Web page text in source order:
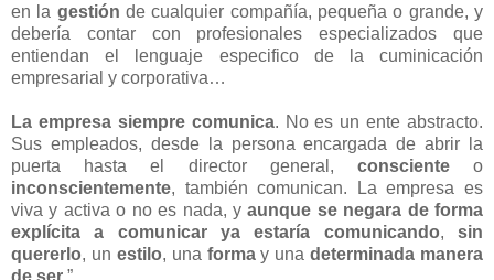
en la gestión de cualquier compañía, pequeña o grande, y
debería contar con profesionales especializados que
entiendan el lenguaje especifico de la cuminicación
empresarial y corporativa…
La empresa siempre comunica. No es un ente abstracto.
Sus empleados, desde la persona encargada de abrir la
puerta hasta el director general, conscienteo
inconscientemente, también comunican. La empresa es
viva y activa o no es nada, yaunque se negara de forma
explícita a comunicar ya estaría comunicando,sin
quererlo, un estilo, una formay unadeterminada manera
de ser.”